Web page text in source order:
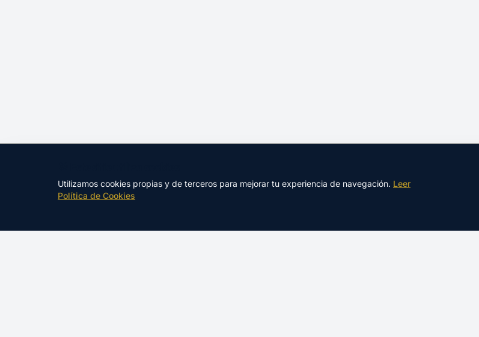
Utilizamos cookies propias y de terceros para mejorar tu experiencia de navegación. Leer
Política de Cookies